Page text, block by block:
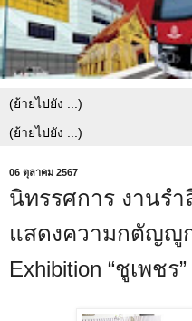
06 ตุลาคม 2567
นิทรรศการ งานร
แสดงความกตัญญู
Exhibition “ชูเพชร”